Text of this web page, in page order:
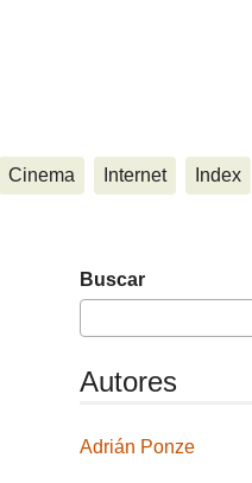
Cinema Internet Index
Buscar
Autores
Adrián Ponze